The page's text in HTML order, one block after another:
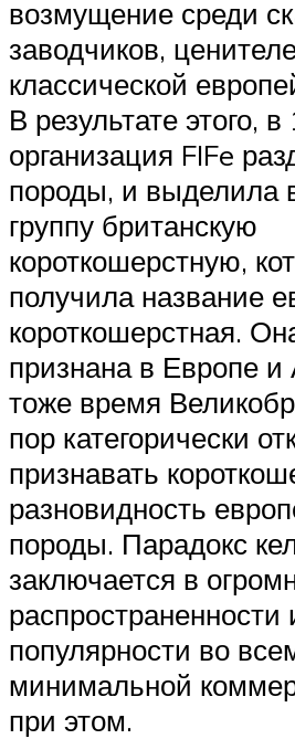
возмущение среди
заводчиков,
классической
В результате этого, в
организация FIFe
породы, и выделила
группу британскую
короткошерстную,
получила название
короткошерстная.
признана в Европе и
тоже время
пор категорически
признавать
разновидность
породы. Парадокс
заключается в
распространенности
популярности во
минимальной
при этом.